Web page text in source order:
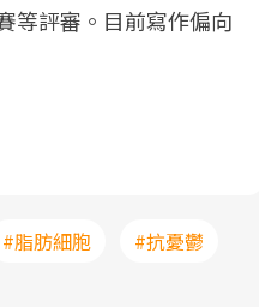
等評審。目前寫作偏向
#脂肪細胞 #抗憂鬱